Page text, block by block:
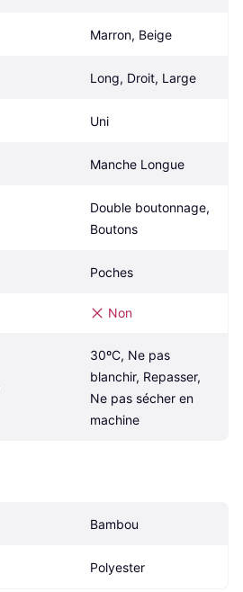
Marron, Beige
Long, Droit, Large
Uni
Manche Longue
Double boutonnage,
Boutons
Poches
Non
30ºC, Ne pas
blanchir, Repasser,
Ne pas sécher en
machine
Bambou
Polyester